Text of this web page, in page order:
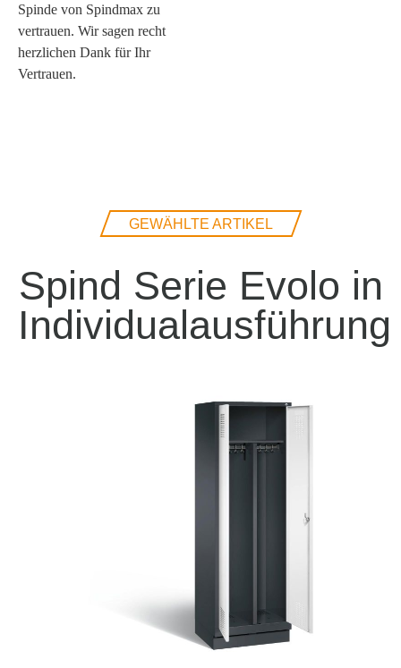
Spinde von Spindmax zu
vertrauen. Wir sagen recht
herzlichen Dank für Ihr
Vertrauen.
GEWÄHLTE ARTIKEL
Spind Serie Evolo in
Individualausführung